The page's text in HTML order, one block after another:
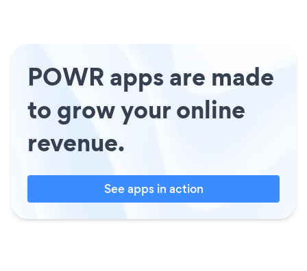
POWR apps are made
to grow your online
revenue.
See apps in action